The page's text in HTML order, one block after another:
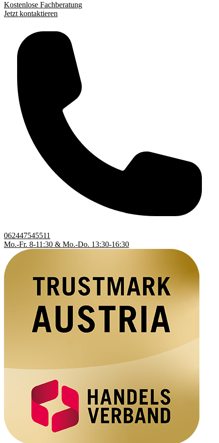
Kostenlose Fachberatung
Jetzt kontaktieren
062447545511
Mo.-Fr. 8-11:30 & Mo.-Do. 13:30-16:30